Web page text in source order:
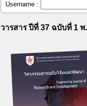
Username :
วารสาร ปีที่ 37 ฉบับที่ 1 พ